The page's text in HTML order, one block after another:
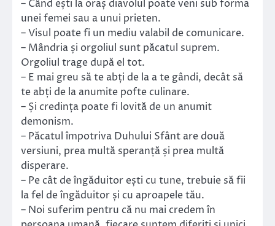
– Când ești la oraș diavolul poate veni sub forma
unei femei sau a unui prieten.
– Visul poate fi un mediu valabil de comunicare.
– Mândria și orgoliul sunt păcatul suprem.
Orgoliul trage după el tot.
– E mai greu să te abți de la a te gândi, decât să
te abți de la anumite pofte culinare.
– Și credința poate fi lovită de un anumit
demonism.
– Păcatul împotriva Duhului Sfânt are două
versiuni, prea multă speranță și prea multă
disperare.
– Pe cât de îngăduitor ești cu tune, trebuie să fii
la fel de îngăduitor și cu aproapele tău.
– Noi suferim pentru că nu mai credem în